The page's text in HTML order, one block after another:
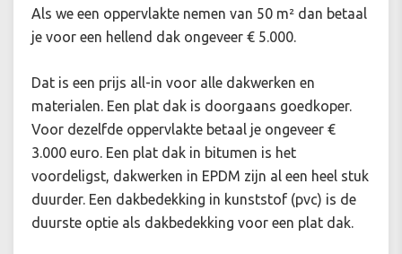
Als we een oppervlakte nemen van 50 m² dan betaal
je voor een hellend dak ongeveer € 5.000.
Dat is een prijs all-in voor alle dakwerken en
materialen. Een plat dak is doorgaans goedkoper.
Voor dezelfde oppervlakte betaal je ongeveer €
3.000 euro. Een plat dak in bitumen is het
voordeligst, dakwerken in EPDM zijn al een heel stuk
duurder. Een dakbedekking in kunststof (pvc) is de
duurste optie als dakbedekking voor een plat dak.